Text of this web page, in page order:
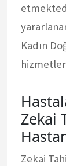
Kadın
Zekai
Zekai